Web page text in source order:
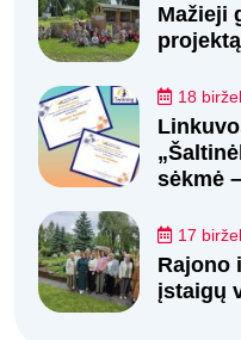
Mažieji
18
sėkmė –
17
Rajono
įstaigų